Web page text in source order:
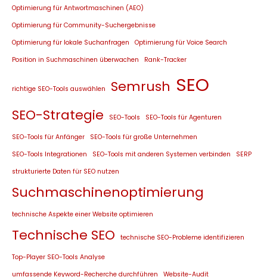
Optimierung für Antwortmaschinen (AEO)
Optimierung für Community-Suchergebnisse
Optimierung für lokale Suchanfragen
Optimierung für Voice Search
Position in Suchmaschinen überwachen
Rank-Tracker
richtige SEO-Tools auswählen Semrush SEO
SEO-Strategie SEO-Tools SEO-Tools für Agenturen
SEO-Tools für Anfänger
SEO-Tools für große Unternehmen
SEO-Tools Integrationen
SEO-Tools mit anderen Systemen verbinden
SERP
strukturierte Daten für SEO nutzen
Suchmaschinenoptimierung
technische Aspekte einer Website optimieren
Technische SEO technische SEO-Probleme identifizieren
Top-Player SEO-Tools Analyse
umfassende Keyword-Recherche durchführen
Website-Audit